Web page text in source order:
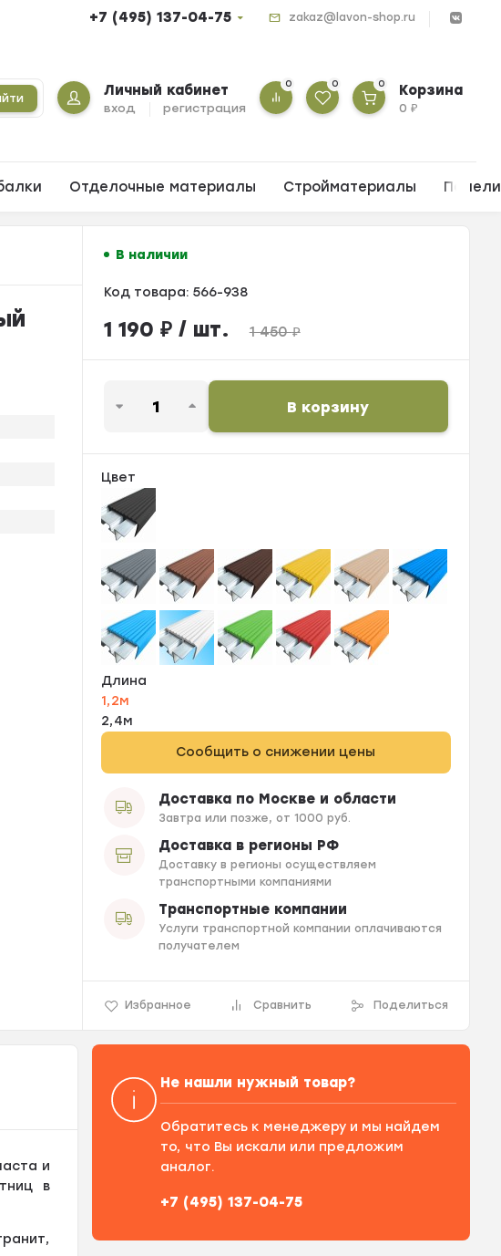
+7 (495) 137-04-75 zakaz@lavon-shop.ru
Личный кабинет
вход регистрация
0 0 0 Корзина
0₽
Отделочные материалы Стройматериалы
В наличии
Код товара: 566-938
1 190 ₽/ шт. 1 450₽
В корзину
Цвет
Длина
1,2м
2,4м
Сообщить о снижении цены
Доставка по Москве и области
Завтра или позже, от 1000 руб.
Доставка в регионы РФ
Доставку в регионы осуществляем
транспортными компаниями
Транспортные компании
Услуги транспортной компании оплачиваются
получателем
Избранное Сравнить Поделиться
и
в
Не нашли нужный товар?
Обратитесь к менеджеру и мы найдем
то, что Вы искали или предложим
аналог.
+7 (495) 137-04-75